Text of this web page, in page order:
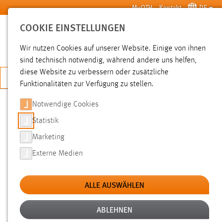
Zum Hauptinhalt springen MyOTH Kontakt DE
SUCHE
JETZT BEWERBEN
SUCHE
FILTER
Typ
Erstellungsdatum
COOKIE EINSTELLUNGEN
Wir nutzen Cookies auf unserer Website. Einige von ihnen
sind technisch notwendig, während andere uns helfen,
diese Website zu verbessern oder zusätzliche
Funktionalitäten zur Verfügung zu stellen.
Notwendige Cookies
Statistik
Marketing
Externe Medien
ALLE AUSWÄHLEN
ABLEHNEN